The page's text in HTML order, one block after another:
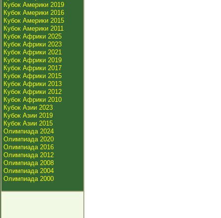
Кубок Америки 2019
Кубок Америки 2016
Кубок Америки 2015
Кубок Америки 2011
Кубок Африки 2025
Кубок Африки 2023
Кубок Африки 2021
Кубок Африки 2019
Кубок Африки 2017
Кубок Африки 2015
Кубок Африки 2013
Кубок Африки 2012
Кубок Африки 2010
Кубок Азии 2023
Кубок Азии 2019
Кубок Азии 2015
Олимпиада 2024
Олимпиада 2020
Олимпиада 2016
Олимпиада 2012
Олимпиада 2008
Олимпиада 2004
Олимпиада 2000